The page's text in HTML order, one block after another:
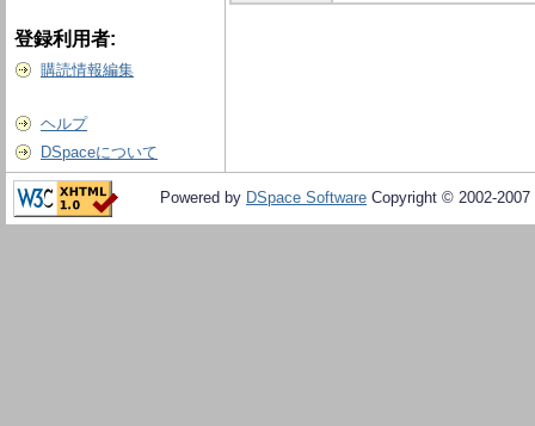
登録利用者:
購読情報編集
ヘルプ
DSpaceについて
Powered by DSpace Software Copyright © 2002-2007